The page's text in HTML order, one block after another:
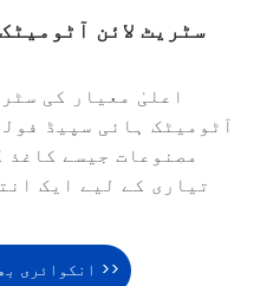
سٹریٹ لائن
آٹومیٹک ہائی سپیڈ
مصنوعات جیسے
تیاری کے لیے ایک
انکوائری بھیجیں۔ >>